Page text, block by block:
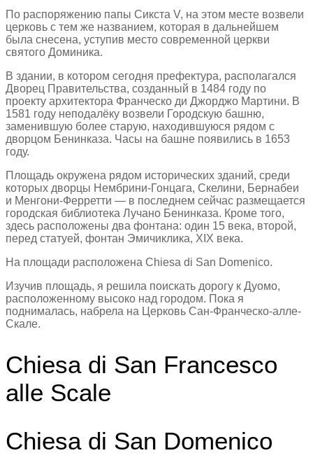
По распоряжению папы Сикста V, на этом месте возвели
церковь с тем же названием, которая в дальнейшем
была снесена, уступив место современной церкви
святого Доминика.
В здании, в котором сегодня префектура, располагался
Дворец Правительства, созданный в 1484 году по
проекту архитектора Франческо ди Джорджо Мартини. В
1581 году неподалёку возвели Городскую башню,
заменившую более старую, находившуюся рядом с
дворцом Бенинказа. Часы на башне появились в 1653
году.
Площадь окружена рядом исторических зданий, среди
которых дворцы Нембрини-Гонцага, Скелини, Бернабеи
и Менгони-Ферретти — в последнем сейчас размещается
городская библиотека Лучано Бенинказа. Кроме того,
здесь расположены два фонтана: один 15 века, второй,
перед статуей, фонтан Эмичиклика, XIX века.
На площади расположена Chiesa di San Domenico.
Изучив площадь, я решила поискать дорогу к Дуомо,
расположенному высоко над городом. Пока я
поднималась, набрела на Церковь Сан-Франческо-алле-
Скале.
Chiesa di San Francesco
alle Scale
Chiesa di San Domenico